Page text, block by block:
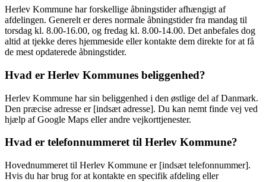
Herlev Kommune har forskellige åbningstider afhængigt af
afdelingen. Generelt er deres normale åbningstider fra mandag til
torsdag kl. 8.00-16.00, og fredag ​​kl. 8.00-14.00. Det anbefales dog
altid at tjekke deres hjemmeside eller kontakte dem direkte for at få
de mest opdaterede åbningstider.
Hvad er Herlev Kommunes beliggenhed?
Herlev Kommune har sin beliggenhed i den østlige del af Danmark.
Den præcise adresse er [indsæt adresse]. Du kan nemt finde vej ved
hjælp af Google Maps eller andre vejkorttjenester.
Hvad er telefonnummeret til Herlev Kommune?
Hovednummeret til Herlev Kommune er [indsæt telefonnummer].
Hvis du har brug for at kontakte en specifik afdeling eller